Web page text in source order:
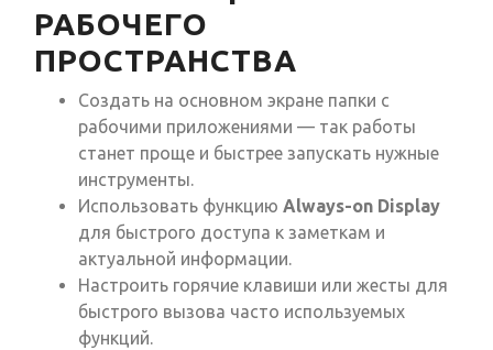
РАБОЧЕГО
ПРОСТРАНСТВА
Создать на основном экране папки с
рабочими приложениями — так работы
станет проще и быстрее запускать нужные
инструменты.
Использовать функцию Always-on Display
для быстрого доступа к заметкам и
актуальной информации.
Настроить горячие клавиши или жесты для
быстрого вызова часто используемых
функций.